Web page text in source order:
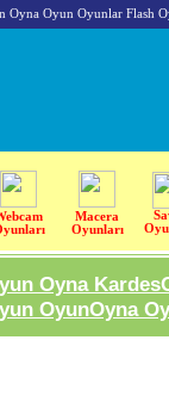
Oyna Oyun Oyunlar Flash
Macera
Oyunları
Oyna
OyunOyna